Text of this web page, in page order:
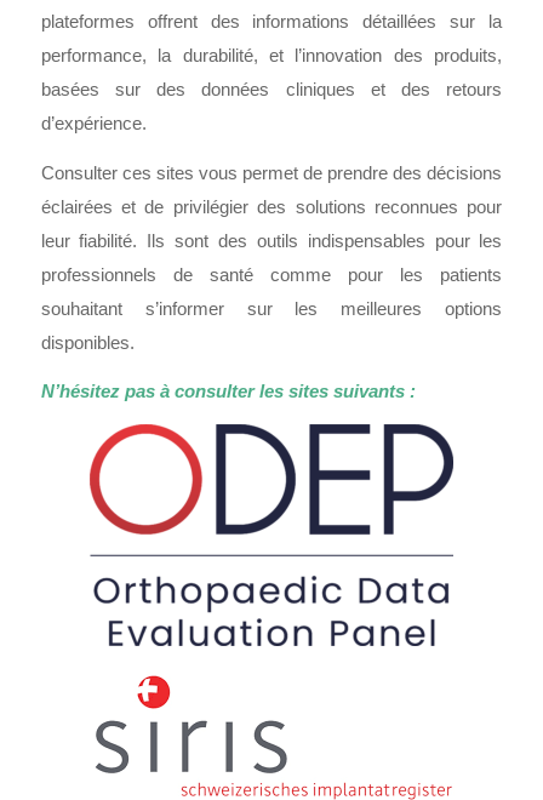
plateformes offrent des informations détaillées sur la
performance, la durabilité, et l’innovation des produits,
basées sur des données cliniques et des retours
d’expérience.
Consulter ces sites vous permet de prendre des décisions
éclairées et de privilégier des solutions reconnues pour
leur fiabilité. Ils sont des outils indispensables pour les
professionnels de santé comme pour les patients
souhaitant s’informer sur les meilleures options
disponibles.
N’hésitez pas à consulter les sites suivants :